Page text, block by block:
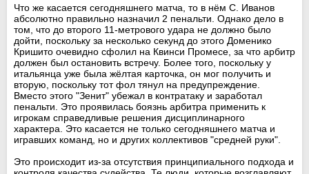
Что же касается сегодняшнего матча, то в нём С. Иванов
абсолютно правильно назначил 2 пенальти. Однако дело в
том, что до второго 11-метрового удара не должно было
дойти, поскольку за несколько секунд до этого Доменико
Кришито очевидно сфолил на Квинси Промесе, за что арбитр
должен был остановить встречу. Более того, поскольку у
итальянца уже была жёлтая карточка, он мог получить и
вторую, поскольку тот фол тянул на предупреждение.
Вместо этого "Зенит" убежал в контратаку и заработал
пенальти. Это проявилась боязнь арбитра применить к
игрокам справедливые решения дисциплинарного
характера. Это касается не только сегодняшнего матча и
игравших команд, но и других коллективов "средней руки".
Это происходит из-за отсутствия принципиального подхода и